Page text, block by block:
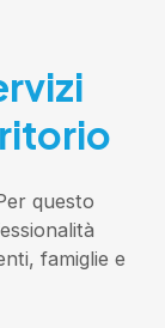
questo
famiglie e